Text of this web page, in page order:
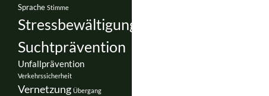
Sprache Stimme
Stressbewältigung
Suchtprävention
Unfallprävention
Verkehrssicherheit
Vernetzung Übergang